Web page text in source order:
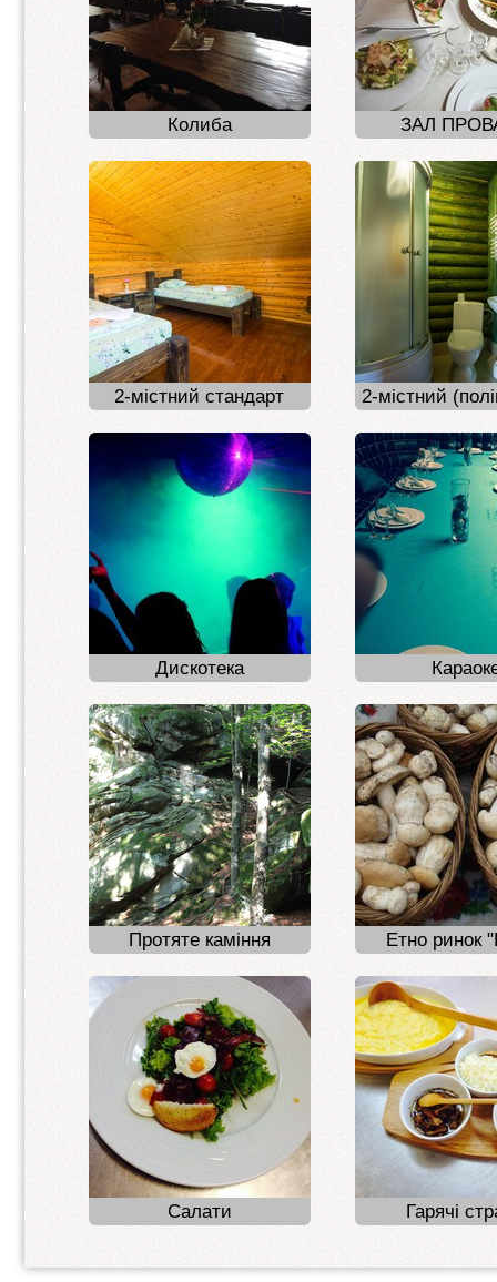
Колиба ЗАЛ
2-містний стандарт 2-містний
Дискотека
Протяте каміння Етно ринок
Салати Гарячі